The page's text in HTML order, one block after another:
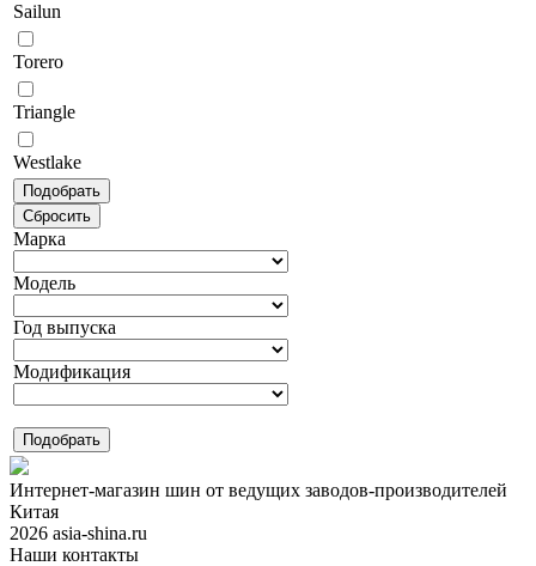
Sailun
Torero
Triangle
Westlake
Марка
Модель
Год выпуска
Модификация
Интернет-магазин шин от ведущих заводов-производителей
Китая
2026 asia-shina.ru
Наши контакты